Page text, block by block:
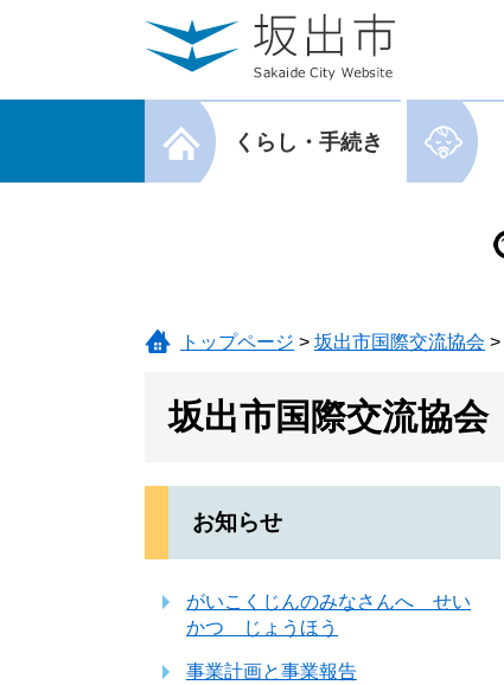
メニューを閉じる
くらし・手続き
トップページ > 坂出市国際交流協会 >
坂出市国際交流協会
お知らせ
がいこくじんのみなさんへ せい
かつ じょうほう
事業計画と事業報告